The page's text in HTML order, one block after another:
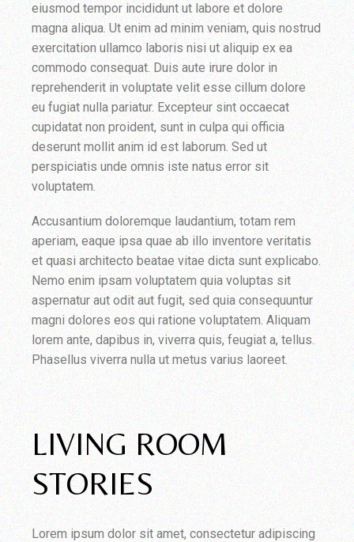
eiusmod tempor incididunt ut labore et dolore
magna aliqua. Ut enim ad minim veniam, quis nostrud
exercitation ullamco laboris nisi ut aliquip ex ea
commodo consequat. Duis aute irure dolor in
reprehenderit in voluptate velit esse cillum dolore
eu fugiat nulla pariatur. Excepteur sint occaecat
cupidatat non proident, sunt in culpa qui officia
deserunt mollit anim id est laborum. Sed ut
perspiciatis unde omnis iste natus error sit
voluptatem.
Accusantium doloremque laudantium, totam rem
aperiam, eaque ipsa quae ab illo inventore veritatis
et quasi architecto beatae vitae dicta sunt explicabo.
Nemo enim ipsam voluptatem quia voluptas sit
aspernatur aut odit aut fugit, sed quia consequuntur
magni dolores eos qui ratione voluptatem. Aliquam
lorem ante, dapibus in, viverra quis, feugiat a, tellus.
Phasellus viverra nulla ut metus varius laoreet.
LIVING ROOM
STORIES
Lorem ipsum dolor sit amet, consectetur adipiscing